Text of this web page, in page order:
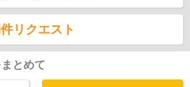
リクエスト
とめて